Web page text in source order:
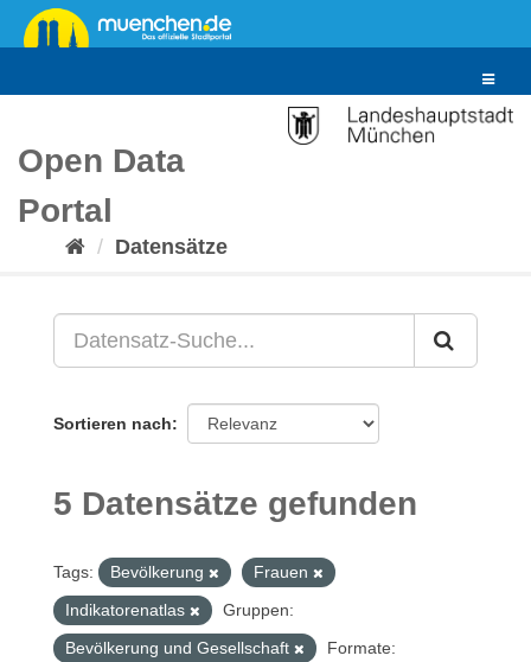
Überspringen
zum
Toggle
Open Data
Portal
Datensätze
Sortieren nach
5 Datensätze gefunden
Tags: Bevölkerung
Frauen
Indikatorenatlas
Gruppen:
Bevölkerung und Gesellschaft
Formate: